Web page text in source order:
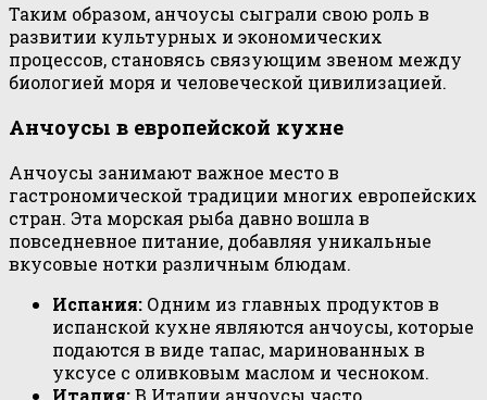
Таким образом, анчоусы сыграли свою роль в
развитии культурных и экономических
процессов, становясь связующим звеном между
биологией моря и человеческой цивилизацией.
Анчоусы в европейской кухне
Анчоусы занимают важное место в
гастрономической традиции многих европейских
стран. Эта морская рыба давно вошла в
повседневное питание, добавляя уникальные
вкусовые нотки различным блюдам.
Испания: Одним из главных продуктов в
испанской кухне являются анчоусы, которые
подаются в виде тапас, маринованных в
уксусе с оливковым маслом и чесноком.
Италия:В Италии анчоусы часто